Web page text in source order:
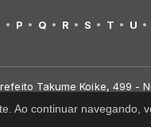
P Q R S T U
Takume Koike, 499 -
Ao continuar navegando,